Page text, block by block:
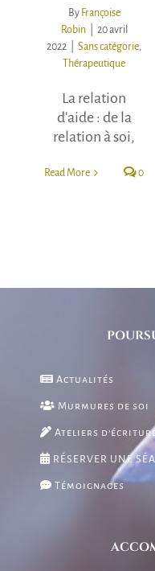
By Françoise
Robin
20 avril
2022
Sans catégorie
Thérapeutique
La relation
d'aide : de la
relation à soi,
Read More 0
Actualités
Murmures de soi
Ateliers
RÉSERVER UNE
Témoignages